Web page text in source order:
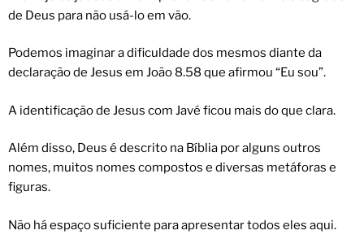
de Deus para não usá-lo em vão.
Podemos imaginar a dificuldade dos mesmos diante da
declaração de Jesus em João 8.58 que afirmou “Eu sou”.
A identificação de Jesus com Javé ficou mais do que clara.
Além disso, Deus é descrito na Bíblia por alguns outros
nomes, muitos nomes compostos e diversas metáforas e
figuras.
Não há espaço suficiente para apresentar todos eles aqui.